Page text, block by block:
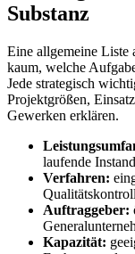
Substanz
Eine allgemeine Liste
kaum, welche
Jede strategisch
Projektgrößen,
Gewerken erklären.
laufende
Verfahren:
Auftraggeber:
Kapazität: